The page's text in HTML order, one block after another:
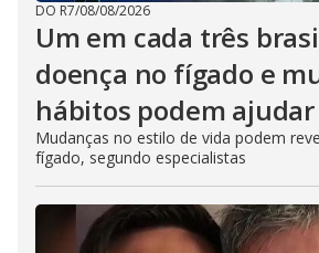
DO R7/08/08/2026
Um em cada três
doença no fígado e
hábitos podem
Mudanças no estilo de vida podem
fígado, segundo especialistas